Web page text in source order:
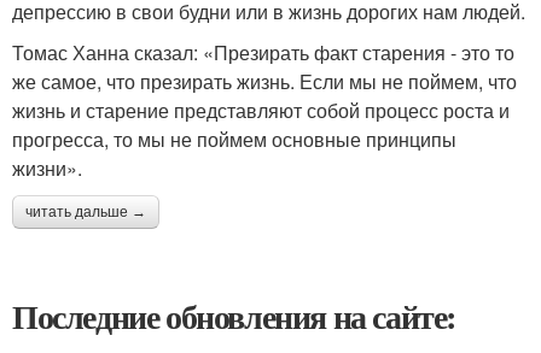
депрессию в свои будни или в жизнь дорогих нам людей.
Томас Ханна сказал: «Презирать факт старения - это то
же самое, что презирать жизнь. Если мы не поймем, что
жизнь и старение представляют собой процесс роста и
прогресса, то мы не поймем основные принципы
жизни».
читать дальше →
Последние обновления на сайте: